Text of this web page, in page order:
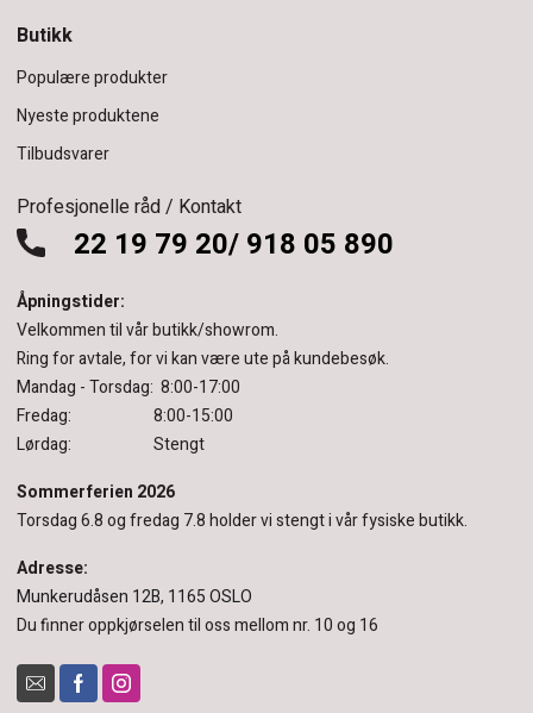
Butikk
Populære produkter
Nyeste produktene
Tilbudsvarer
Profesjonelle råd / Kontakt
22 19 79 20/ 918 05 890
Åpningstider:
Velkommen til vår butikk/showrom.
Ring for avtale, for vi kan være ute på kundebesøk.
Mandag - Torsdag: 8:00-17:00
Fredag: 8:00-15:00
Lørdag: Stengt
Sommerferien 2026
Torsdag 6.8 og fredag 7.8 holder vi stengt i vår fysiske butikk.
Adresse:
Munkerudåsen 12B, 1165 OSLO
Du finner oppkjørselen til oss mellom nr. 10 og 16